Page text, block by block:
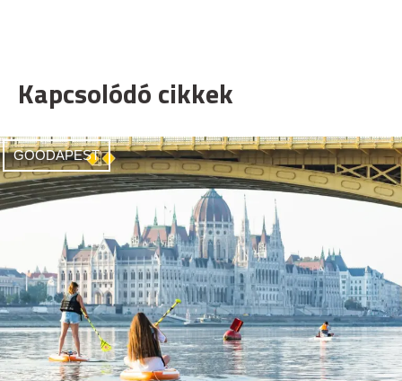
Kapcsolódó cikkek
GOODAPEST